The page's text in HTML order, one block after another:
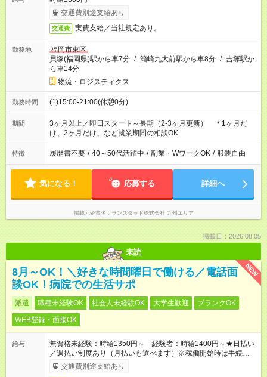
交通費別途支給あり
交通費 実費支給／当社規定あり。
勤務地
福岡市東区
貝塚(福岡県)駅から車7分 / 箱崎九大前駅から車8分 / 吉塚駅か
ら車14分
物流・ロジスティクス
勤務時間 (1)15:00-21:00(休憩0分)
期間
3ヶ月以上／即日スタート～長期（2-3ヶ月更新） ＊1ヶ月だ
け、2ヶ月だけ、など就業期間の相談OK
特徴 履歴書不要 / 40～50代活躍中 / 副業・WワークOK / 服装自由
気になる！ 応募する 詳細へ
掲載元企業名 ランスタッド株式会社 九州エリア
掲載日：2026.08.05
未読
NEW
8月～OK！＼好きな時間曜日で働ける／電話面
談OK！病院での生活サポ
派遣 職種未経験OK 社会人未経験OK 大学生歓迎
ブランクOK
WEB登録・面接OK
給与
無資格未経験：時給1350円～ 経験者：時給1400円～★日払い
／週払い制度あり（月払いも選べます）※稼働開始時は手続き完
了次第のお支払いとなります。
交通費別途支給あり